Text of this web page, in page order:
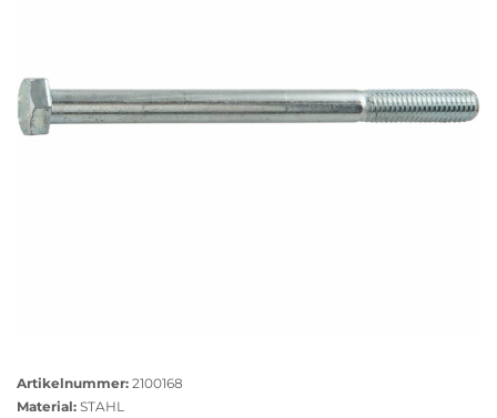
anzeigen
Artikelnummer: 2100168
Material: STAHL